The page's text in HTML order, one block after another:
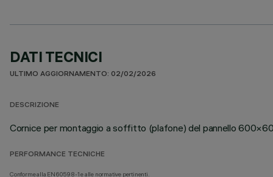
DATI TECNICI
ULTIMO AGGIORNAMENTO: 02/02/2026
DESCRIZIONE
Cornice per montaggio a soffitto (plafone) del pannello
PERFORMANCE TECNICHE
Conforme alla EN60598-1 e alle normative pertinenti.